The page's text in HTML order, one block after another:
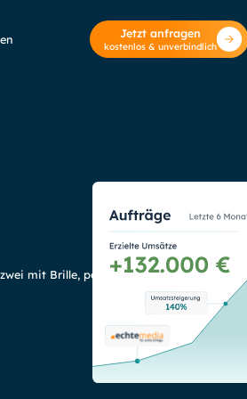
Jetzt anfragen
kostenlos & unverbindlich